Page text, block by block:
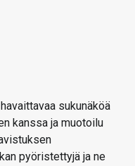
sukunäköä
kanssa ja muotoilu
pyöristettyjä ja ne